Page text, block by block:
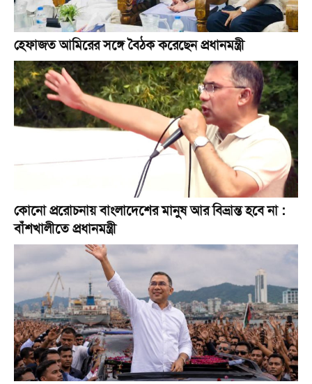
হেফাজত আমিরের সঙ্গে বৈঠক করেছেন প্রধানমন্ত্রী
কোনো প্ররোচনায় বাংলাদেশের মানুষ আর বিভ্রান্ত হবে না :
বাঁশখালীতে প্রধানমন্ত্রী